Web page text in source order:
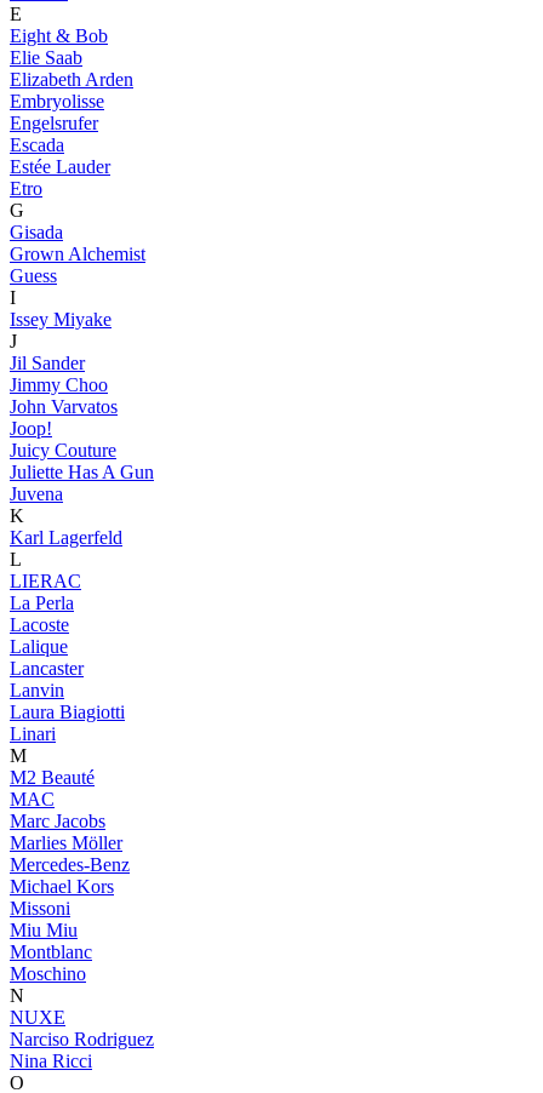
E
Eight & Bob
Elie Saab
Elizabeth Arden
Embryolisse
Engelsrufer
Escada
Estée Lauder
Etro
G
Gisada
Grown Alchemist
Guess
I
Issey Miyake
J
Jil Sander
Jimmy Choo
John Varvatos
Joop!
Juicy Couture
Juliette Has A Gun
Juvena
K
Karl Lagerfeld
L
LIERAC
La Perla
Lacoste
Lalique
Lancaster
Lanvin
Laura Biagiotti
Linari
M
M2 Beauté
MAC
Marc Jacobs
Marlies Möller
Mercedes-Benz
Michael Kors
Missoni
Miu Miu
Montblanc
Moschino
N
NUXE
Narciso Rodriguez
Nina Ricci
O